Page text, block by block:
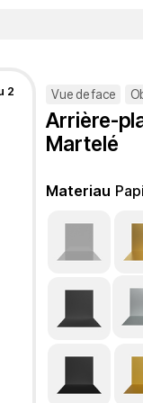
2 Vue de face
Arrière-
Martelé
Materiau